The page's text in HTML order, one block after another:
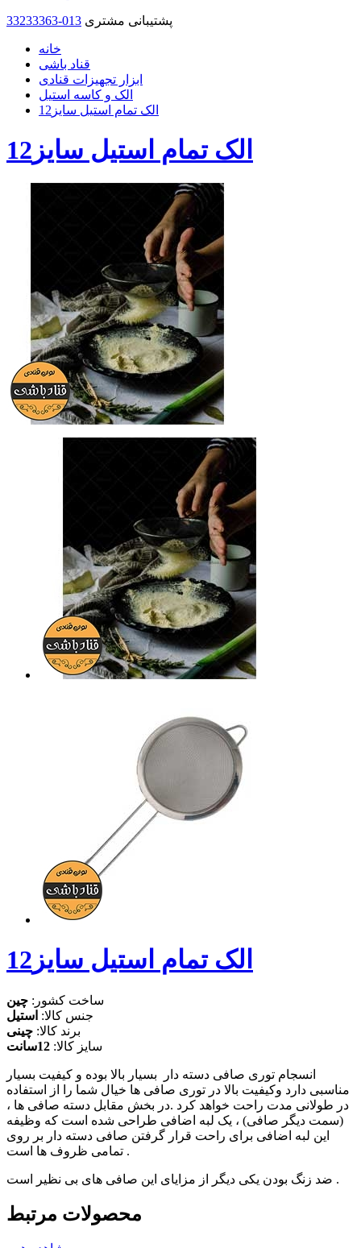
33233363-013 پشتیبانی مشتری
خانه
قناد باشی
ابزار تجهیزات قنادی
الک و کاسه استیل
الک تمام استیل سایز12
الک تمام استیل سایز12
الک تمام استیل سایز12
ساخت کشور: چین
جنس کالا: استیل
برند کالا: چینی
سایز کالا: 12سانت
انسجام توری صافی دسته دار بسیار بالا بوده و کیفیت بسیار
مناسبی دارد وکیفیت بالا در توری صافی ها خیال شما را از استفاده
در طولانی مدت راحت خواهد کرد .در بخش مقابل دسته صافی ها ،
(سمت دیگر صافی) ، یک لبه اضافی طراحی شده است که وظیفه
این لبه اضافی برای راحت قرار گرفتن صافی دسته دار بر روی
تمامی ظروف ها است .
ضد زنگ بودن یکی دیگر از مزایای این صافی های بی نظیر است .
محصولات مرتبط